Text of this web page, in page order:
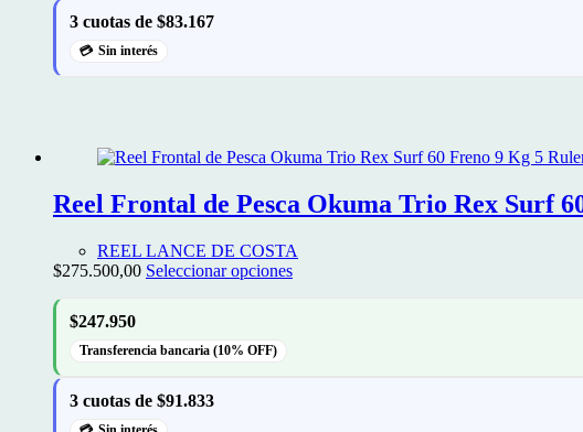
3 cuotas de $83.167
Sin interés
Reel Frontal de Pesca Okuma Trio Rex Surf
REEL LANCE DE COSTA
$275.500,00 Seleccionar opcionesEste
$247.950
Transferencia bancaria (10% OFF)
3 cuotas de $91.833